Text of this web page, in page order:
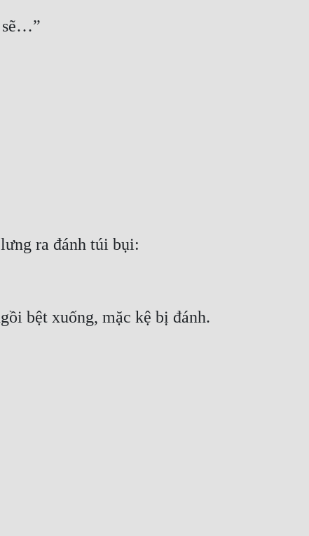
sẽ…”
ra đánh túi bụi:
bệt xuống, mặc kệ bị đánh.